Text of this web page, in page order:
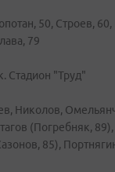
50, Строев,
79
Стадион "Труд"
Николов,
(Погребняк,
85),